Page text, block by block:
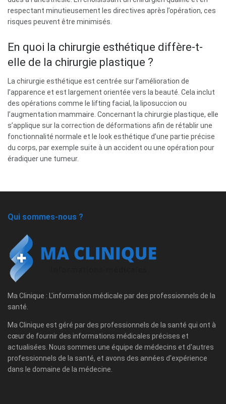
respectant minutieusement les directives après l’opération, ces
risques peuvent être minimisés.
En quoi la chirurgie esthétique diffère-t-
elle de la chirurgie plastique ?
La chirurgie esthétique est centrée sur l’amélioration de
l’apparence et est largement orientée vers la beauté. Cela inclut
des opérations comme le lifting facial, la liposuccion ou
l’augmentation mammaire. Concernant la chirurgie plastique, elle
s’applique sur la correction de déformations afin de rétablir une
fonctionnalité normale et le look esthétique d’une partie précise
du corps, par exemple suite à un accident ou une opération pour
éradiquer une tumeur.
Qui sommes-nous ?
Ma Clinique : L'information médicale par des professionnels de la
santé.
Ma Clinique est géré par des professionnels de la santé qui ont à
cœur de fournir des informations médicales précises et
actualisées. Nous sommes une équipe de médecins et d'autres
professionnels de la santé, et avons des années d'expérience
dans le domaine de la médecine.